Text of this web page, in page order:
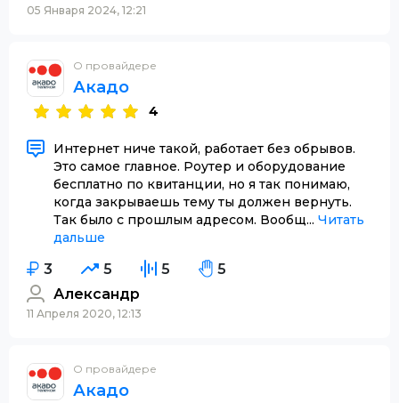
05 Января 2024, 12:21
О провайдере
Акадо
4
Интернет ниче такой, работает без обрывов.
Это самое главное. Роутер и оборудование
бесплатно по квитанции, но я так понимаю,
когда закрываешь тему ты должен вернуть.
Так было с прошлым адресом. Вообщ... Читать
дальше
3 5 5
5
Александр
11 Апреля 2020, 12:13
О провайдере
Акадо